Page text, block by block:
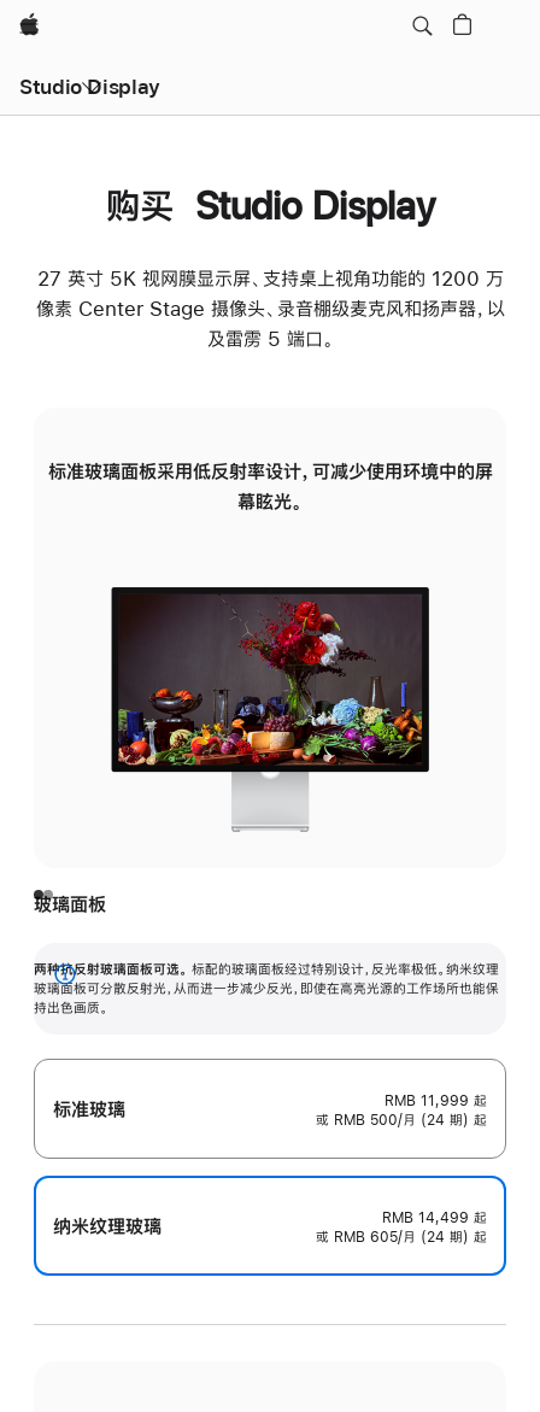
Apple
Studio Display
购买 Studio Display
27 英寸 5K 视网膜显示屏、支持桌上视角功能的 1200 万
像素 Center Stage 摄像头、录音棚级麦克风和扬声器，以
及雷雳 5 端口。
标准玻璃面板采用低反射率设计，可减少使用环境中的屏
幕眩光。
玻璃面板
两种抗反射玻璃面板可选。 标配的玻璃面板经过特别设计，反光率极低。纳米纹理
玻璃面板可分散反射光，从而进一步减少反光，即使在高亮光源的工作场所也能保
持出色画质。
展
开
标准玻璃 RMB 11,999 起
或 RMB 500/月 (24 期) 起
纳米纹理玻璃 RMB 14,499 起
或 RMB 605/月 (24 期) 起